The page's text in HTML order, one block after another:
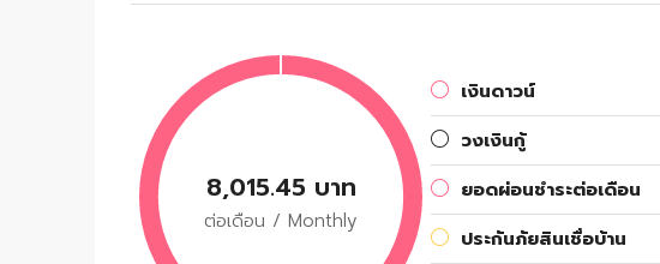
8,015.45 บาท
ต่อเดือน / Monthly
เงินดาวน์
วงเงินกู้
ยอดผ่อนชำระต่อเดือน
ประกันภัยสินเชื่อบ้าน